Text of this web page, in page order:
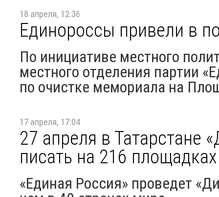
18 апреля, 12:36
Единороссы привели в
По инициативе местного
местного отделения партии
по очистке мемориала на
17 апреля, 17:04
27 апреля в Татарстане
писать на 216 площадках
«Единая Россия» проведет